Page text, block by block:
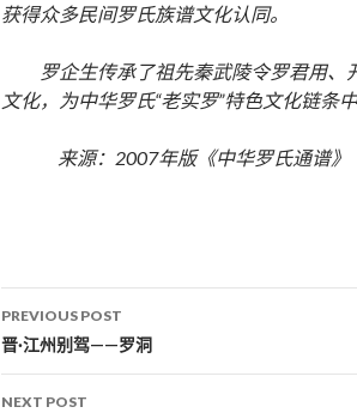
获得众多民间罗氏族谱文化认同。
罗企生传承了祖先秦武陵令罗君用、
文化，为中华罗氏“老实罗”特色文化链条
来源：2007年版《中华罗氏通谱
Post navigation
PREVIOUS POST
晋·江州别驾——罗洞
NEXT POST